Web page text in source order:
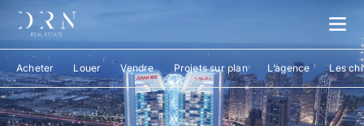
Acheter Louer Vendre Projets sur plan L’agence Les